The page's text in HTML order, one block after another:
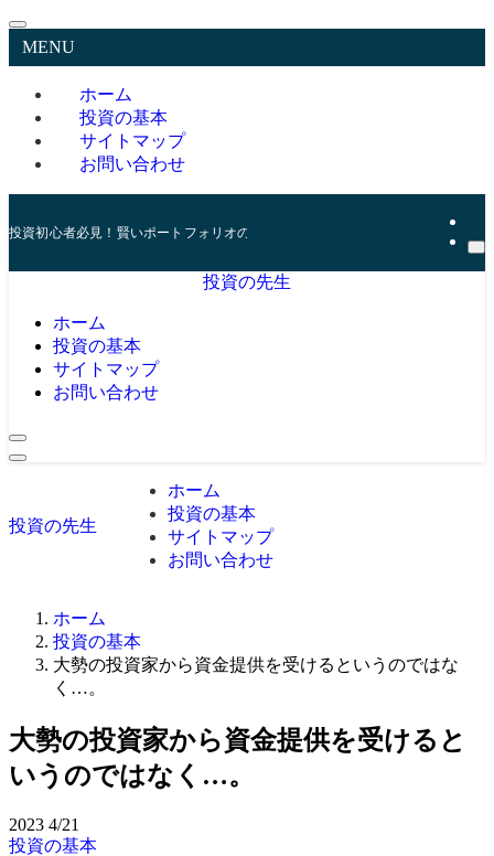
MENU
ホーム
投資の基本
サイトマップ
お問い合わせ
投資初心者必見！賢いポートフォリオの組み方とリスク管理の秘訣
投資の先生
ホーム
投資の基本
サイトマップ
お問い合わせ
投資の先生
ホーム
投資の基本
サイトマップ
お問い合わせ
ホーム
投資の基本
大勢の投資家から資金提供を受けるというのではな
く…。
大勢の投資家から資金提供を受けると
いうのではなく…。
2023 4/21
投資の基本